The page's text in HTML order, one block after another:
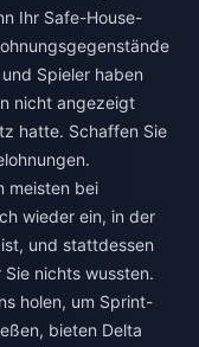
Ihr Safe-House-
Spieler haben
nicht angezeigt
hatte. Schaffen Sie
meisten bei
wieder ein, in der
und stattdessen
nichts wussten.
holen, um Sprint-
bieten Delta